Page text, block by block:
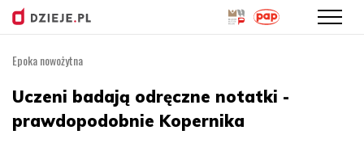
treści
Epoka nowożytna
Uczeni badają odręczne notatki -
prawdopodobnie Kopernika